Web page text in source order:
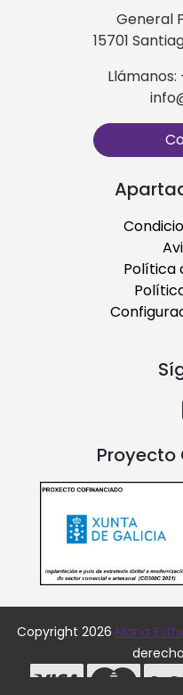
General
15701
Llámanos:
Política
Copyright 2026 María